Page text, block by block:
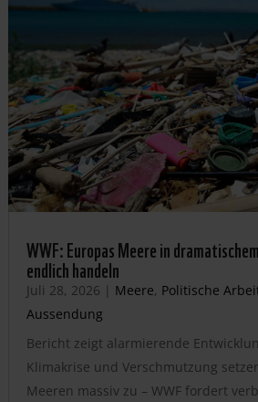
WWF: Europas Meere in
endlich handeln
Juli 28, 2026 | Meere, Politische
Aussendung
Bericht zeigt alarmierende
Klimakrise und Verschmutzung
Meeren massiv zu – WWF fordert